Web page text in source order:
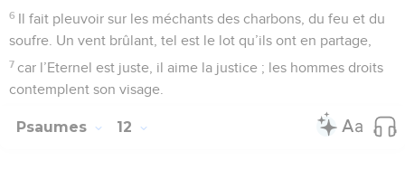
6 Il fait pleuvoir sur les méchants des charbons, du feu et du
soufre. Un vent brûlant, tel est le lot qu’ils ont en partage,
7 car l’Eternel est juste, il aime la justice ; les hommes droits
contemplent son visage.
Psaumes 12